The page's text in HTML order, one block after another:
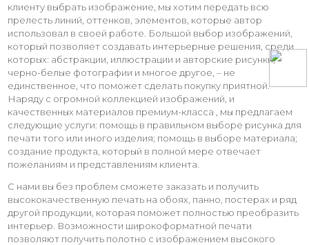
клиенту выбрать изображение, мы хотим передать всю
прелесть линий, оттенков, элементов, которые автор
использовал в своей работе. Большой выбор изображений,
который позволяет создавать интерьерные решения, среди
которых: абстракции, иллюстрации и авторские рисунки,
черно-белые фотографии и многое другое, – не
единственное, что поможет сделать покупку приятной.
Наряду с огромной коллекцией изображений, и
качественных материалов премиум-класса , мы предлагаем
следующие услуги: помощь в правильном выборе рисунка для
печати того или иного изделия; помощь в выборе материала;
создание продукта, который в полной мере отвечает
пожеланиям и представлениям клиента.
С нами вы без проблем сможете заказать и получить
высококачественную печать на обоях, панно, постерах и ряд
другой продукции, которая поможет полностью преобразить
интерьер. Возможности широкоформатной печати
позволяют получить полотно с изображением высокого